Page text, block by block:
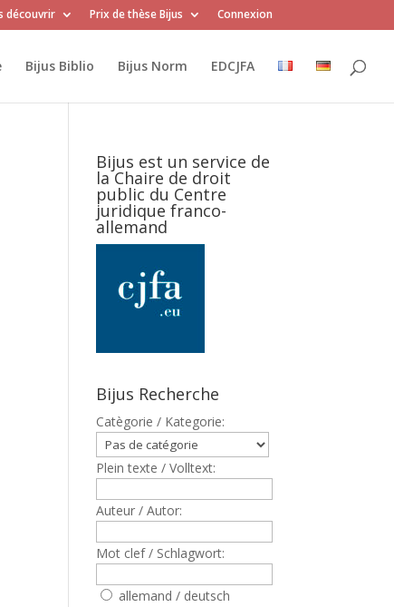
découvrir Prix de thèse Bijus Connexion
Bijus Biblio Bijus Norm EDCJFA
Bijus est un service de
la Chaire de droit
public du Centre
juridique franco-
allemand
Bijus Recherche
Catègorie / Kategorie:
Plein texte / Volltext:
Auteur / Autor:
Mot clef / Schlagwort:
allemand / deutsch